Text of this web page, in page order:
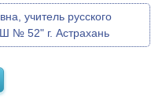
учитель русского
№ 52" г. Астрахань